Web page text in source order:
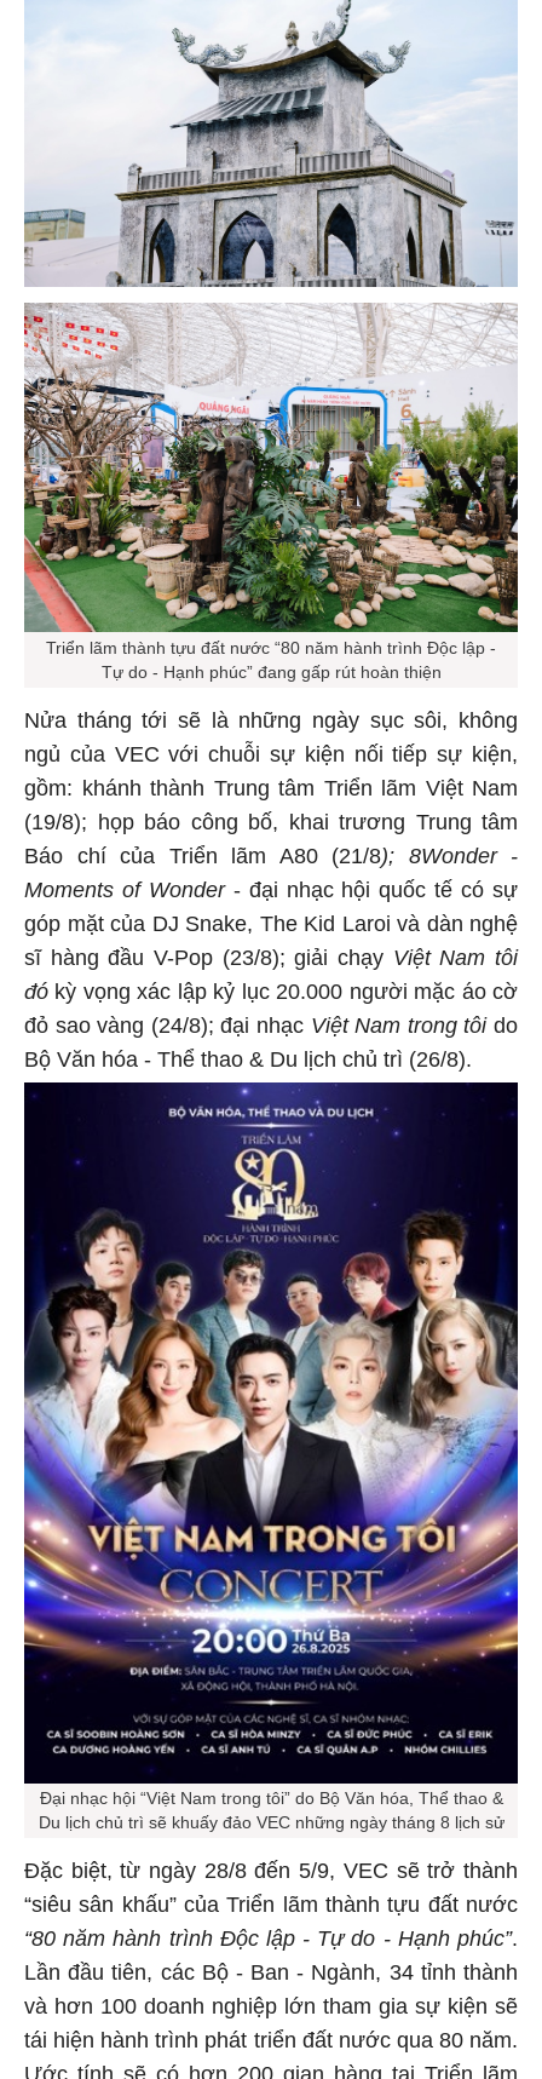
Triển lãm thành tựu đất nước “80 năm hành trình Độc lập -
Tự do - Hạnh phúc” đang gấp rút hoàn thiện
Nửa tháng tới sẽ là những ngày sục sôi, không
ngủ của VEC với chuỗi sự kiện nối tiếp sự kiện,
gồm: khánh thành Trung tâm Triển lãm Việt Nam
(19/8); họp báo công bố, khai trương Trung tâm
Báo chí của Triển lãm A80 (21/8); 8Wonder -
Moments of Wonder- đại nhạc hội quốc tế có sự
góp mặt của DJ Snake, The Kid Laroi và dàn nghệ
sĩ hàng đầu V-Pop (23/8); giải chạy Việt Nam tôi
đó kỳ vọng xác lập kỷ lục 20.000 người mặc áo cờ
đỏ sao vàng (24/8); đại nhạc Việt Nam trong tôido
Bộ Văn hóa - Thể thao & Du lịch chủ trì (26/8).
Đại nhạc hội “Việt Nam trong tôi” do Bộ Văn hóa, Thể thao &
Du lịch chủ trì sẽ khuấy đảo VEC những ngày tháng 8 lịch sử
Đặc biệt, từ ngày 28/8 đến 5/9, VEC sẽ trở thành
“siêu sân khấu” của Triển lãm thành tựu đất nước
“80 năm hành trình Độc lập - Tự do - Hạnh phúc”.
Lần đầu tiên, các Bộ - Ban - Ngành, 34 tỉnh thành
và hơn 100 doanh nghiệp lớn tham gia sự kiện sẽ
tái hiện hành trình phát triển đất nước qua 80 năm.
Ước tính sẽ có hơn 200 gian hàng tại Triển lãm